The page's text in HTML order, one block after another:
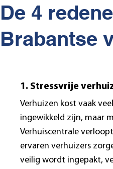
De 4
Brabantse
1. Stressvrije
Verhuizen kost vaak
ingewikkeld zijn, maar
Verhuiscentrale
ervaren verhuizers
veilig wordt ingepakt,